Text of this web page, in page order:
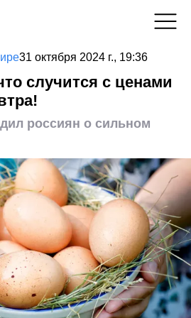
31 октября 2024 г., 19:36
случится с ценами
россиян о сильном